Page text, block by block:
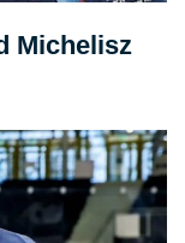
Michelisz